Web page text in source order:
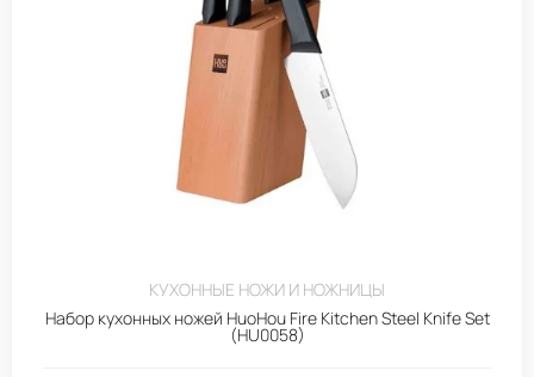
КУХОННЫЕ НОЖИ И НОЖНИЦЫ
Набор кухонных ножей HuoHou Fire Kitchen Steel Knife Set
(HU0058)